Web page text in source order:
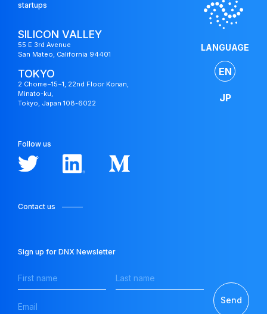
Japan
Fund
startups
SILICON VALLEY
55 E 3rd Avenue
San Mateo, California 94401
TOKYO
2 Chome−15−1, 22nd Floor Konan,
Minato-ku,
Tokyo, Japan 108-6022
Follow us
Contact us
Sign up for DNX Newsletter
LANGUAGE
EN
JP